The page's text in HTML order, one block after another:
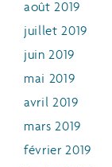
août 2019
juillet 2019
juin 2019
mai 2019
avril 2019
mars 2019
février 2019